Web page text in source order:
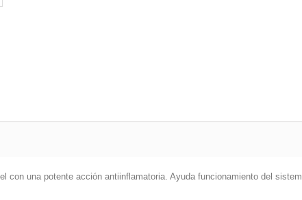
con una potente acción antiinflamatoria. Ayuda funcionamiento del